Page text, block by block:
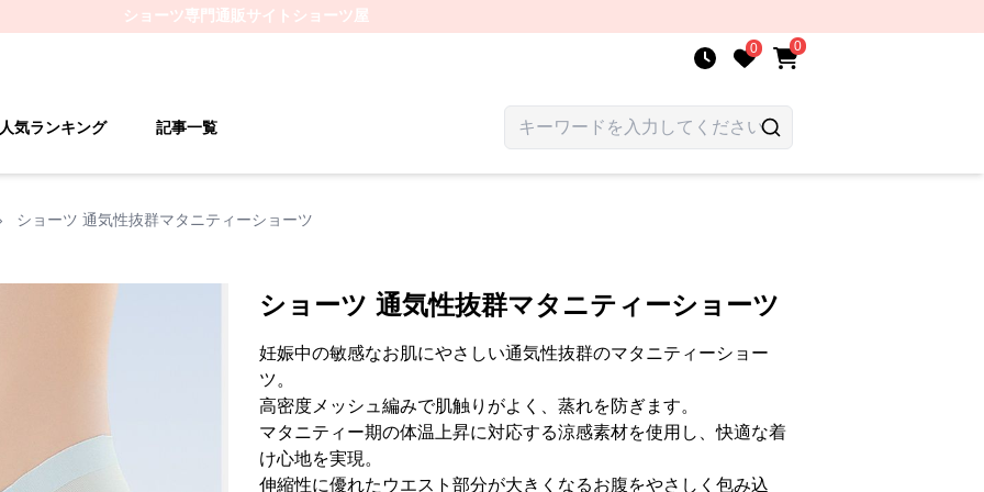
ショーツ専門通販サイト ショーツ屋
0 0
気ランキング 記事一覧
ショーツ 通気性抜群マタニティーショーツ
ショーツ 通気性抜群マタニティーショーツ
妊娠中の敏感なお肌にやさしい通気性抜群のマタニティーショー
ツ。
高密度メッシュ編みで肌触りがよく、蒸れを防ぎます。
マタニティー期の体温上昇に対応する涼感素材を使用し、快適な着
け心地を実現。
伸縮性に優れたウエスト部分が大きくなるお腹をやさしく包み込